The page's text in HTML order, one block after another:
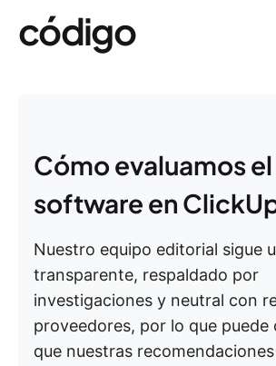
código
Cómo evaluamos el
software en
Nuestro equipo editorial sigue
transparente, respaldado por
investigaciones y neutral con
proveedores, por lo que puede
que nuestras